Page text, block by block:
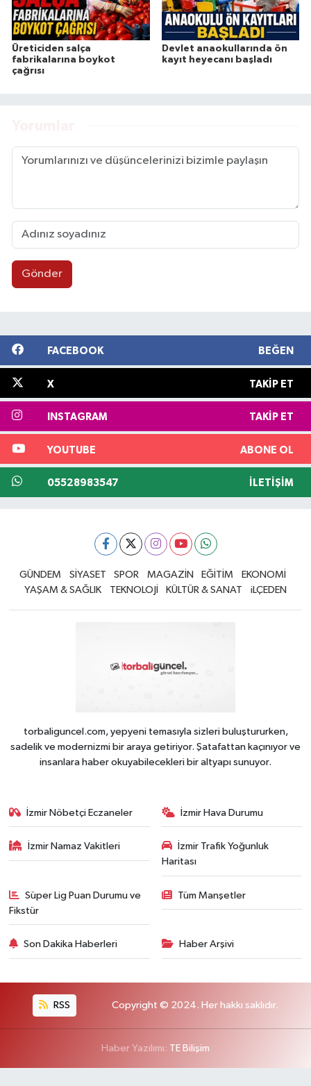
Üreticiden salça
fabrikalarına boykot
çağrısı
Devlet anaokullarında ön
kayıt heyecanı başladı
Gönder
FACEBOOK BEĞEN
X TAKIP ET
INSTAGRAM TAKIP ET
YOUTUBE ABONE OL
05528983547 İLETIŞIM
GÜNDEM SİYASET SPOR MAGAZİN EĞİTİM
EKONOMİ
YAŞAM & SAĞLIK
TEKNOLOJİ KÜLTÜR & SANAT iLÇEDEN
torbaliguncel.com, yepyeni temasıyla sizleri buluştururken,
sadelik ve modernizmi bir araya getiriyor. Şatafattan kaçınıyor ve
insanlara haber okuyabilecekleri bir altyapı sunuyor.
İzmir Nöbetçi Eczaneler İzmir Hava Durumu
İzmir Namaz Vakitleri
İzmir Trafik Yoğunluk
Haritası
Süper Lig Puan Durumu ve
Fikstür
Tüm Manşetler
Son Dakika Haberleri Haber Arşivi
RSS Copyright © 2024. Her hakkı saklıdır.
Haber Yazılımı: TE Bilişim